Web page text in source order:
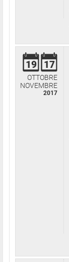
19 17
OTTOBRE
NOVEMBRE
2017